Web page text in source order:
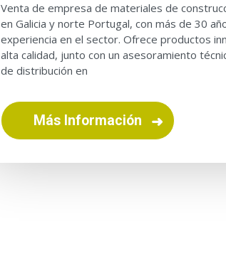
Venta de empresa de materiales de
en Galicia y norte Portugal, con más de 30
experiencia en el sector. Ofrece productos
alta calidad, junto con un asesoramiento
de distribución en
Más Información